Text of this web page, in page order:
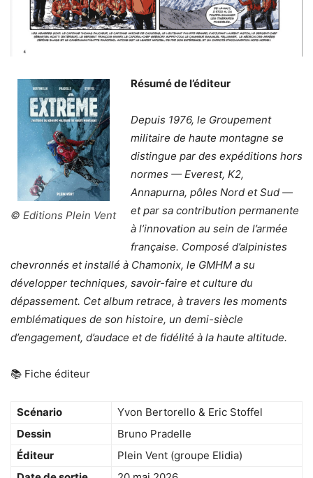
© Editions Plein Vent
Résumé de l’éditeur
Depuis 1976, le Groupement
militaire de haute montagne se
distingue par des expéditions hors
normes — Everest, K2,
Annapurna, pôles Nord et Sud —
et par sa contribution permanente
à l’innovation au sein de l’armée
française. Composé d’alpinistes
chevronnés et installé à Chamonix, le GMHM a su
développer techniques, savoir-faire et culture du
dépassement. Cet album retrace, à travers les moments
emblématiques de son histoire, un demi-siècle
d’engagement, d’audace et de fidélité à la haute altitude.
📚 Fiche éditeur
Scénario
Yvon Bertorello & Eric Stoffel
Dessin
Bruno Pradelle
Éditeur
Plein Vent (groupe Elidia)